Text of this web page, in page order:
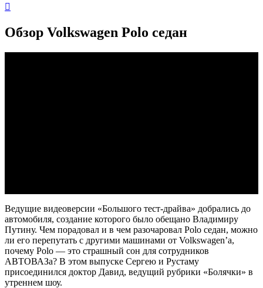
Обзор Volkswagen Polo седан
Ведущие видеоверсии «Большого тест-драйва» добрались до
автомобиля, создание которого было обещано Владимиру
Путину. Чем порадовал и в чем разочаровал Polo седан, можно
ли его перепутать с другими машинами от Volkswagen’a,
почему Polo — это страшный сон для сотрудников
АВТОВАЗа? В этом выпуске Сергею и Рустаму
присоединился доктор Давид, ведущий рубрики «Болячки» в
утреннем шоу.